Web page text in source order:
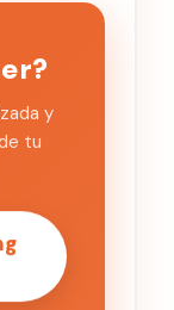
y
tu